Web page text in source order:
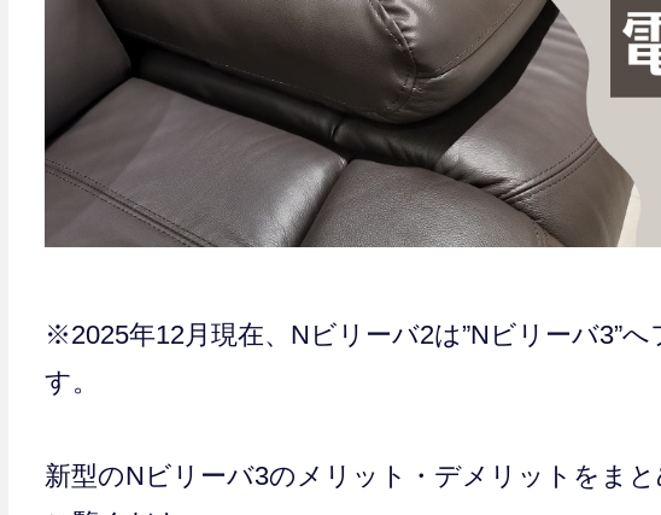
※2025年12月現在、Nビリーバ2は”Nビリーバ3”
す。
新型のNビリーバ3のメリット・デメリットをま